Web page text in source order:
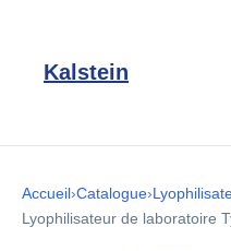
Kalstein
Accueil›Catalogue›
Lyophilisateur de laboratoire